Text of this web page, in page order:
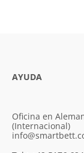
AYUDA
Oficina en
(Internacional)